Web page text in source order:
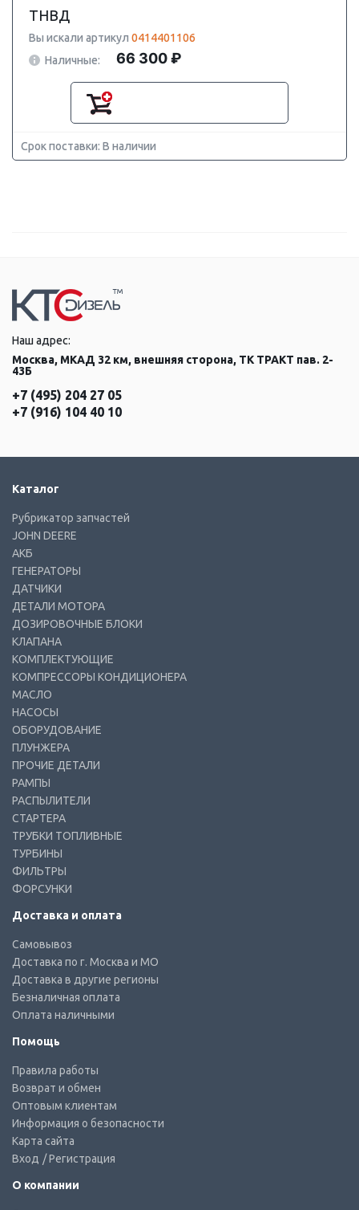
ТНВД
Вы искали артикул 0414401106
Наличные:
66 300 ₽
Срок поставки: В наличии
Наш адрес:
Москва, МКАД 32 км, внешняя сторона, ТК ТРАКТ пав. 2-
43Б
+7 (495) 204 27 05
+7 (916) 104 40 10
Каталог
Рубрикатор запчастей
JOHN DEERE
АКБ
ГЕНЕРАТОРЫ
ДАТЧИКИ
ДЕТАЛИ МОТОРА
ДОЗИРОВОЧНЫЕ БЛОКИ
КЛАПАНА
КОМПЛЕКТУЮЩИЕ
КОМПРЕССОРЫ КОНДИЦИОНЕРА
МАСЛО
НАСОСЫ
ОБОРУДОВАНИЕ
ПЛУНЖЕРА
ПРОЧИЕ ДЕТАЛИ
РАМПЫ
РАСПЫЛИТЕЛИ
СТАРТЕРА
ТРУБКИ ТОПЛИВНЫЕ
ТУРБИНЫ
ФИЛЬТРЫ
ФОРСУНКИ
Доставка и оплата
Самовывоз
Доставка по г. Москва и МО
Доставка в другие регионы
Безналичная оплата
Оплата наличными
Помощь
Правила работы
Возврат и обмен
Оптовым клиентам
Информация о безопасности
Карта сайта
Вход / Регистрация
О компании